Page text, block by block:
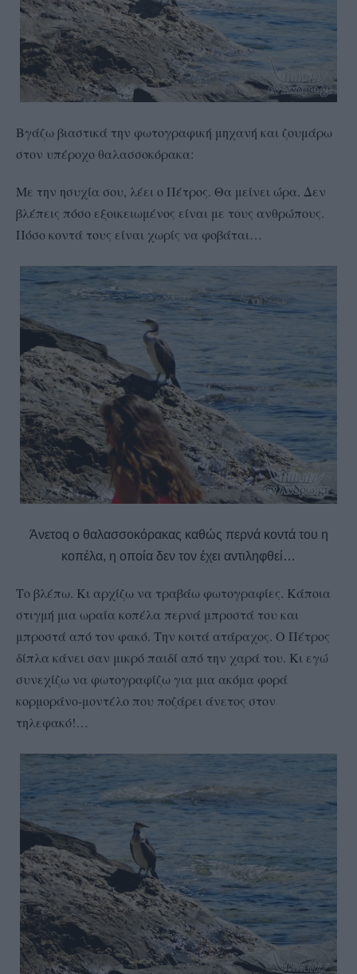
Βγάζω βιαστικά την φωτογραφική μηχανή και ζουμάρω
στον υπέροχο θαλασσοκόρακα:
Με την ησυχία σου, λέει ο Πέτρος. Θα μείνει ώρα. Δεν
βλέπεις πόσο εξοικειωμένος είναι με τους ανθρώπους.
Πόσο κοντά τους είναι χωρίς να φοβάται…
Άνετοq o θαλασσοκόρακας καθώς περνά κοντά του η
κοπέλα, η οποία δεν τον έχει αντιληφθεί…
Το βλέπω. Κι αρχίζω να τραβάω φωτογραφίες. Κάποια
στιγμή μια ωραία κοπέλα περνά μπροστά του και
μπροστά από τον φακό. Την κοιτά ατάραχος. Ο Πέτρος
δίπλα κάνει σαν μικρό παιδί από την χαρά του. Κι εγώ
συνεχίζω να φωτογραφίζω για μια ακόμα φορά
κορμοράνο-μοντέλο που ποζάρει άνετος στον
τηλεφακό!…